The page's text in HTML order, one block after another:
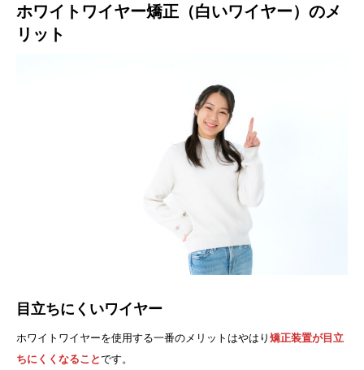
ホワイトワイヤー矯正（白いワイヤー）のメ
リット
目立ちにくいワイヤー
ホワイトワイヤーを使用する一番のメリットはやはり 矯正装置が目立
ちにくくなることです。